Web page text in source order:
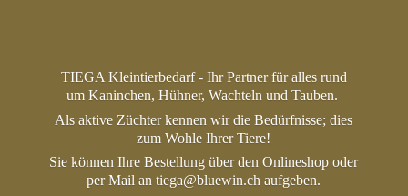
TIEGA Kleintierbedarf - Ihr Partner für alles rund
um Kaninchen, Hühner, Wachteln und Tauben.
Als aktive Züchter kennen wir die Bedürfnisse; dies
zum Wohle Ihrer Tiere!
Sie können Ihre Bestellung über den Onlineshop oder
per Mail an tiega@bluewin.ch aufgeben.